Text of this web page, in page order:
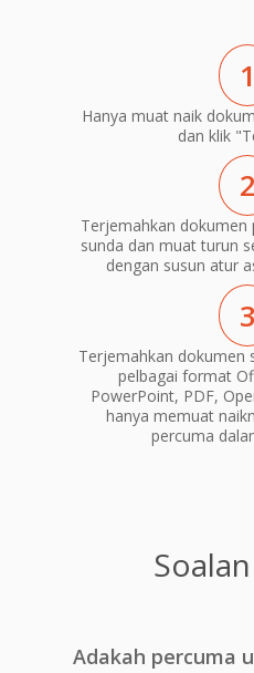
1
Hanya muat naik
dan klik
2
Terjemahkan dokumen
sunda dan muat turun
dengan susun atur
3
Terjemahkan dokumen
pelbagai format
PowerPoint, PDF,
hanya memuat
percuma
Adakah percuma